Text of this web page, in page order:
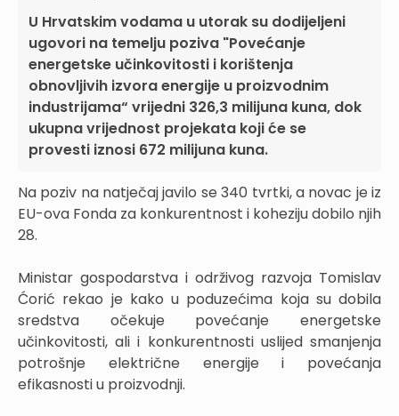
U Hrvatskim vodama u utorak su dodijeljeni
ugovori na temelju poziva "Povećanje
energetske učinkovitosti i korištenja
obnovljivih izvora energije u proizvodnim
industrijama“ vrijedni 326,3 milijuna kuna, dok
ukupna vrijednost projekata koji će se
provesti iznosi 672 milijuna kuna.
Na poziv na natječaj javilo se 340 tvrtki, a novac je iz
EU-ova Fonda za konkurentnost i koheziju dobilo njih
28.
Ministar gospodarstva i održivog razvoja Tomislav
Ćorić rekao je kako u poduzećima koja su dobila
sredstva očekuje povećanje energetske
učinkovitosti, ali i konkurentnosti uslijed smanjenja
potrošnje električne energije i povećanja
efikasnosti u proizvodnji.